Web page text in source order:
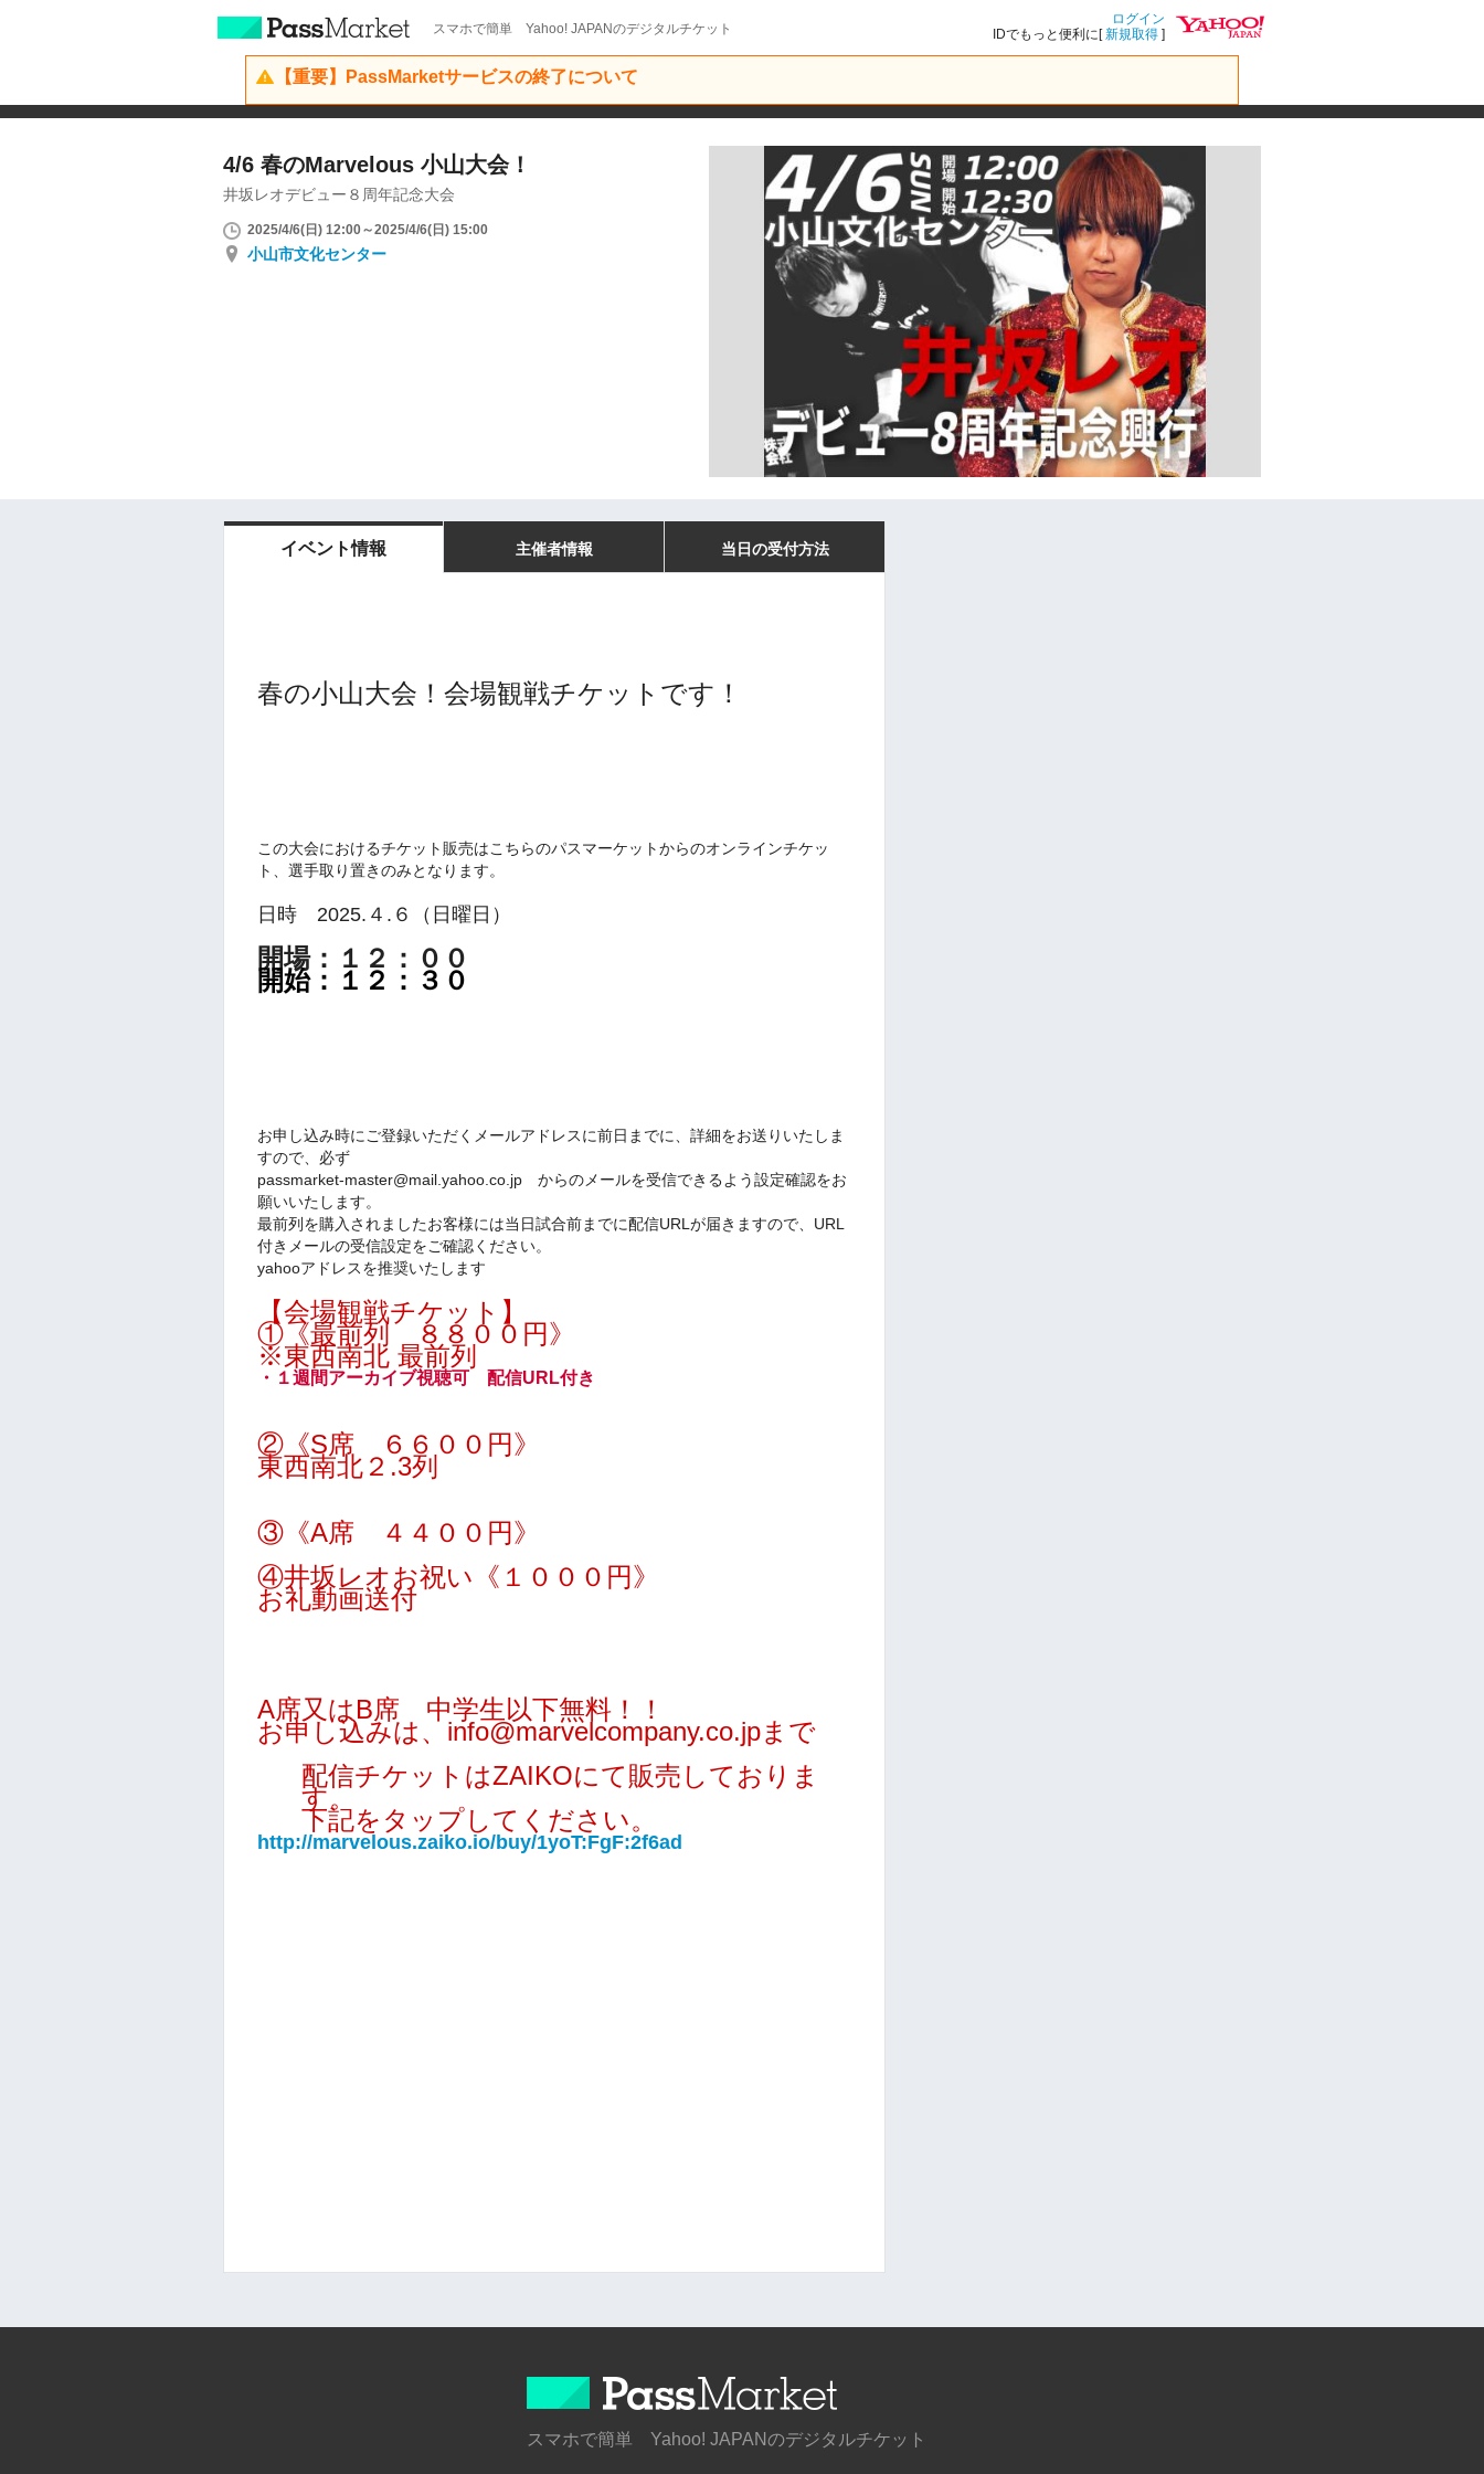
スマホで簡単 Yahoo! JAPANのデジタルチケット
ログイン
IDでもっと便利に[新規取得 ]
【重要】PassMarketサービスの終了について
4/6 春のMarvelous 小山大会！
井坂レオデビュー８周年記念大会
2025/4/6(日) 12:00～2025/4/6(日) 15:00
小山市文化センター
イベント情報 主催者情報 当日の受付方法
春の小山大会！会場観戦チケットです！
この大会におけるチケット販売はこちらのパスマーケットからのオンラインチケッ
ト、選手取り置きのみとなります。
日時 2025.４.６（日曜日）
開場：１２：００
開始：１２：３０
お申し込み時にご登録いただくメールアドレスに前日までに、詳細をお送りいたしま
すので、必ず
passmarket-master@mail.yahoo.co.jp からのメールを受信できるよう設定確認をお
願いいたします。
最前列を購入されましたお客様には当日試合前までに配信URLが届きますので、URL
付きメールの受信設定をご確認ください。
yahooアドレスを推奨いたします
【会場観戦チケット】
①《最前列 ８８００円》
※東西南北 最前列
・ １週間アーカイブ視聴可 配信URL付き
②《S席 ６６００円》
東西南北２.3列
③《A席 ４４００円》
④井坂レオお祝い《１０００円》
お礼動画送付
A席又はB席 中学生以下無料！！
お申し込みは、info@marvelcompany.co.jpまで
配信チケットはZAIKOにて販売しておりま
す。
下記をタップしてください。
http://marvelous.zaiko.io/buy/1yoT:FgF:2f6ad
スマホで簡単 Yahoo! JAPANのデジタルチケット